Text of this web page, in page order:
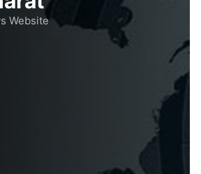
Website